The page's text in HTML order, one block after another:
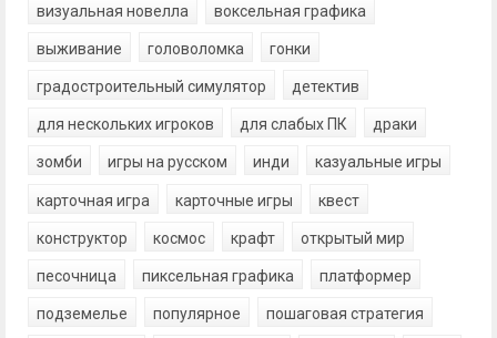
визуальная новелла воксельная графика
выживание головоломка гонки
градостроительный симулятор детектив
для нескольких игроков для слабых ПК драки
зомби игры на русском инди казуальные игры
карточная игра карточные игры квест
конструктор космос крафт открытый мир
песочница пиксельная графика платформер
подземелье популярное пошаговая стратегия